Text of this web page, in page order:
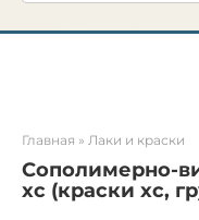
Главная » Лаки и краски
Сополимерно-
хс (краски хс,